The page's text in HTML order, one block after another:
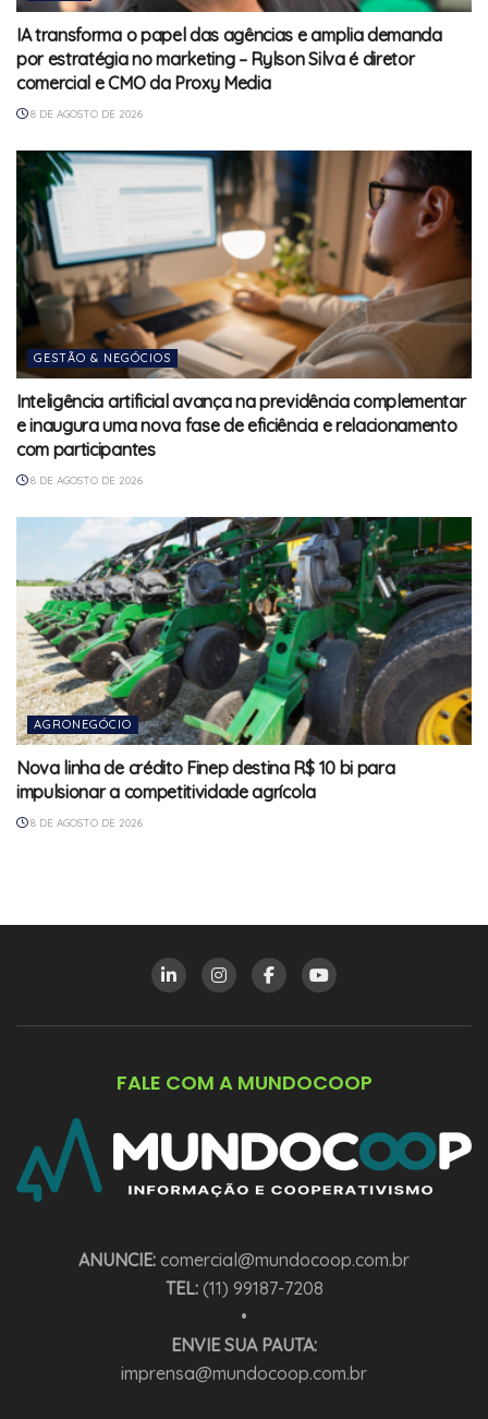
IA transforma o papel das agências e amplia demanda
por estratégia no marketing – Rylson Silva é diretor
comercial e CMO da Proxy Media
8 DE AGOSTO DE 2026
GESTÃO & NEGÓCIOS
Inteligência artificial avança na previdência complementar
e inaugura uma nova fase de eficiência e relacionamento
com participantes
8 DE AGOSTO DE 2026
AGRONEGÓCIO
Nova linha de crédito Finep destina R$ 10 bi para
impulsionar a competitividade agrícola
8 DE AGOSTO DE 2026
FALE COM A MUNDOCOOP
ANUNCIE: comercial@mundocoop.com.br
TEL:(11) 99187-7208
•
ENVIE SUA PAUTA:
imprensa@mundocoop.com.br